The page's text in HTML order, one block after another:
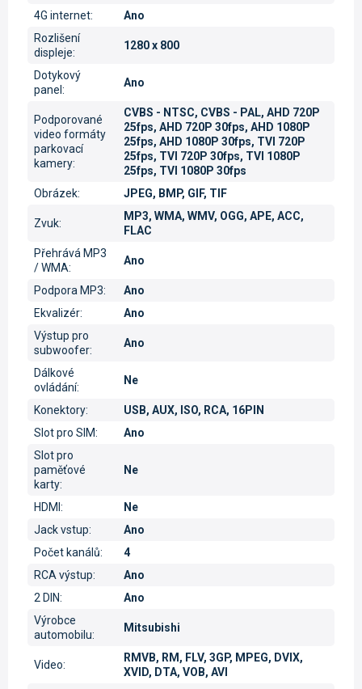
4G internet:
Ano
Rozlišení
displeje:
1280 x 800
Dotykový
panel :
Ano
Podporované
video formáty
parkovací
kamery:
CVBS - NTSC, CVBS - PAL, AHD 720P
25fps, AHD 720P 30fps, AHD 1080P
25fps, AHD 1080P 30fps, TVI 720P
25fps, TVI 720P 30fps, TVI 1080P
25fps, TVI 1080P 30fps
Obrázek: JPEG, BMP, GIF, TIF
Zvuk:
MP3, WMA, WMV, OGG, APE, ACC,
FLAC
Přehrává MP3
/ WMA:
Ano
Podpora MP3:
Ano
Ekvalizér:
Ano
Výstup pro
subwoofer:
Ano
Dálkové
ovládání:
Ne
Konektory:
USB, AUX, ISO, RCA, 16PIN
Slot pro SIM:
Ano
Slot pro
paměťové
karty:
Ne
HDMI :
Ne
Jack vstup:
Ano
Počet kanálů:
4
RCA výstup:
Ano
2 DIN:
Ano
Výrobce
automobilu:
Mitsubishi
Video:
RMVB, RM, FLV, 3GP, MPEG, DVIX,
XVID, DTA, VOB, AVI